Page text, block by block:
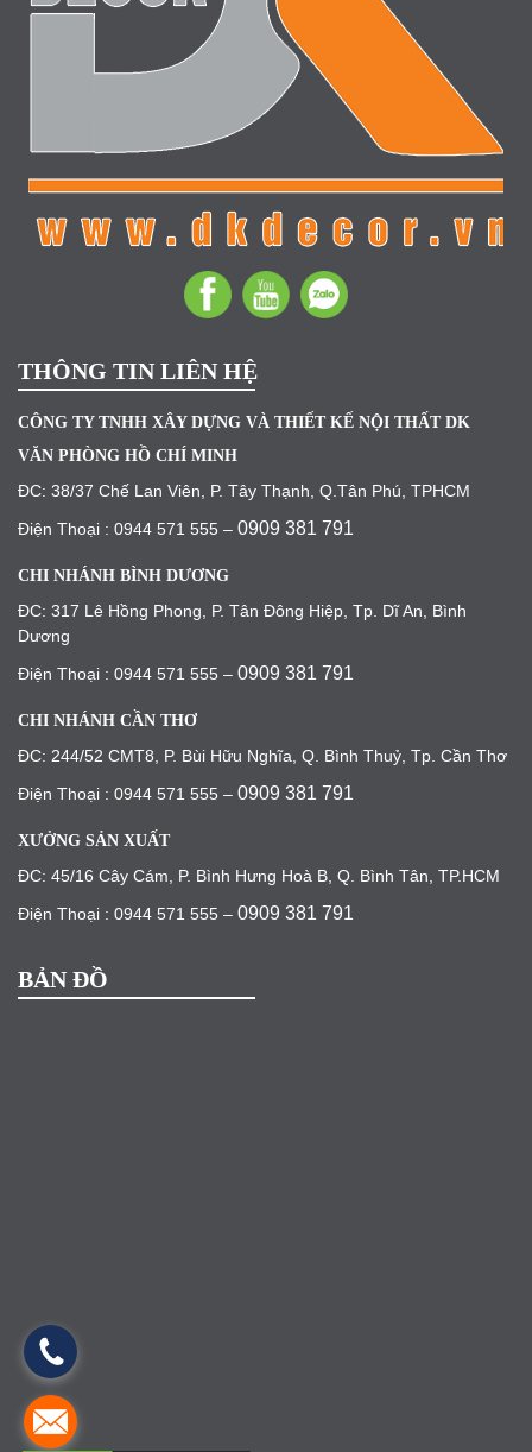
THÔNG TIN LIÊN HỆ
CÔNG TY TNHH XÂY DỰNG VÀ THIẾT KẾ NỘI THẤT DK
VĂN PHÒNG HỒ CHÍ MINH
ĐC: 38/37 Chế Lan Viên, P. Tây Thạnh, Q.Tân Phú, TPHCM
Điện Thoại : 0944 571 555 – 0909 381 791
CHI NHÁNH BÌNH DƯƠNG
ĐC: 317 Lê Hồng Phong, P. Tân Đông Hiệp, Tp. Dĩ An, Bình
Dương
Điện Thoại : 0944 571 555 – 0909 381 791
CHI NHÁNH CẦN THƠ
ĐC: 244/52 CMT8, P. Bùi Hữu Nghĩa, Q. Bình Thuỷ, Tp. Cần Thơ
Điện Thoại : 0944 571 555 – 0909 381 791
XƯỞNG SẢN XUẤT
ĐC: 45/16 Cây Cám, P. Bình Hưng Hoà B, Q. Bình Tân, TP.HCM
Điện Thoại : 0944 571 555 – 0909 381 791
BẢN ĐỒ